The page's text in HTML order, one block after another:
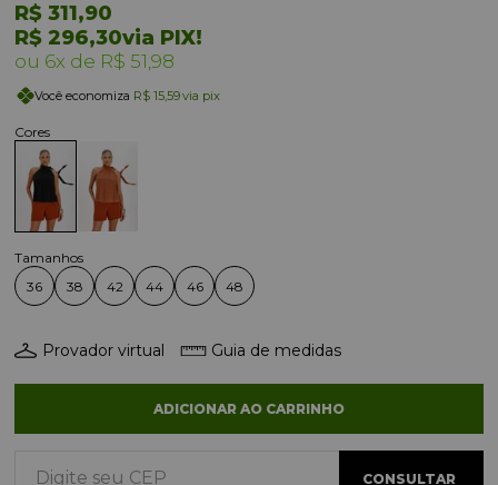
R$ 296,30via PIX!
R$ 311,90
6x R$ 51,98
Você economiza R$ 15,59via pix
36 38 42 44 46 48
Provador virtual Guia de medidas
ADICIONAR AO CARRINHO